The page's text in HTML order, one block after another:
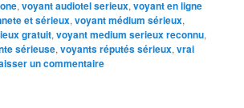
,voyant audiotel serieux,voyant en ligne
et sérieux,voyant médium sérieux,
gratuit,voyant medium serieux reconnu,
sérieuse,voyants réputés sérieux,vrai
un commentaire